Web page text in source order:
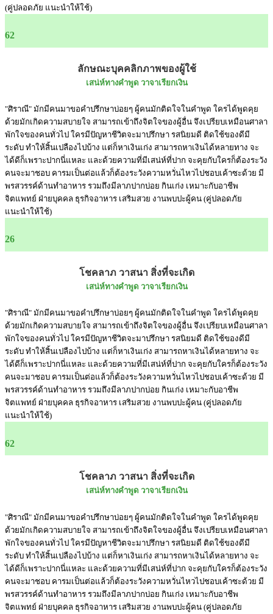
(คู่ปลอดภัย แนะนำให้ใช้)
62
ลักษณะบุคคลิกภาพของผู้ใช้
เสน่ห์ทางคำพูด วาจาเรียกเงิน
"ศิราณี" มักมีคนมาขอคำปรึกษาบ่อยๆ ผู้คนมักติดใจในคำพูด ใครได้พูดคุย
ด้วยมักเกิดความสบายใจ สามารถเข้าถึงจิตใจของผู้อื่น จึงเปรียบเหมือนศาลา
พักใจของคนทั่วไป ใครมีปัญหาชีวิตจะมาปรึกษา รสนิยมดี ติดใช้ของดีมี
ระดับ ทำให้สิ้นเปลืองไปบ้าง แต่ก็หาเงินเก่ง สามารถหาเงินได้หลายทาง จะ
ได้ดีก็เพราะปากนี่แหละ และด้วยความที่มีเสน่ห์ที่ปาก จะคุยกับใครก็ต้องระวัง
คนจะมาชอบ คารมเป็นต่อแล้วก็ต้องระวังความหวั่นไหวไปชอบเค้าซะด้วย มี
พรสวรรค์ด้านทำอาหาร รวมถึงมีลาภปากบ่อย กินเก่ง เหมาะกับอาชีพ
จิตแพทย์ ฝ่ายบุคคล ธุรกิจอาหาร เสริมสวย งานพบปะผู้คน (คู่ปลอดภัย
แนะนำให้ใช้)
26
โชคลาภ วาสนา สิ่งที่จะเกิด
เสน่ห์ทางคำพูด วาจาเรียกเงิน
"ศิราณี" มักมีคนมาขอคำปรึกษาบ่อยๆ ผู้คนมักติดใจในคำพูด ใครได้พูดคุย
ด้วยมักเกิดความสบายใจ สามารถเข้าถึงจิตใจของผู้อื่น จึงเปรียบเหมือนศาลา
พักใจของคนทั่วไป ใครมีปัญหาชีวิตจะมาปรึกษา รสนิยมดี ติดใช้ของดีมี
ระดับ ทำให้สิ้นเปลืองไปบ้าง แต่ก็หาเงินเก่ง สามารถหาเงินได้หลายทาง จะ
ได้ดีก็เพราะปากนี่แหละ และด้วยความที่มีเสน่ห์ที่ปาก จะคุยกับใครก็ต้องระวัง
คนจะมาชอบ คารมเป็นต่อแล้วก็ต้องระวังความหวั่นไหวไปชอบเค้าซะด้วย มี
พรสวรรค์ด้านทำอาหาร รวมถึงมีลาภปากบ่อย กินเก่ง เหมาะกับอาชีพ
จิตแพทย์ ฝ่ายบุคคล ธุรกิจอาหาร เสริมสวย งานพบปะผู้คน (คู่ปลอดภัย
แนะนำให้ใช้)
62
โชคลาภ วาสนา สิ่งที่จะเกิด
เสน่ห์ทางคำพูด วาจาเรียกเงิน
"ศิราณี" มักมีคนมาขอคำปรึกษาบ่อยๆ ผู้คนมักติดใจในคำพูด ใครได้พูดคุย
ด้วยมักเกิดความสบายใจ สามารถเข้าถึงจิตใจของผู้อื่น จึงเปรียบเหมือนศาลา
พักใจของคนทั่วไป ใครมีปัญหาชีวิตจะมาปรึกษา รสนิยมดี ติดใช้ของดีมี
ระดับ ทำให้สิ้นเปลืองไปบ้าง แต่ก็หาเงินเก่ง สามารถหาเงินได้หลายทาง จะ
ได้ดีก็เพราะปากนี่แหละ และด้วยความที่มีเสน่ห์ที่ปาก จะคุยกับใครก็ต้องระวัง
คนจะมาชอบ คารมเป็นต่อแล้วก็ต้องระวังความหวั่นไหวไปชอบเค้าซะด้วย มี
พรสวรรค์ด้านทำอาหาร รวมถึงมีลาภปากบ่อย กินเก่ง เหมาะกับอาชีพ
จิตแพทย์ ฝ่ายบุคคล ธุรกิจอาหาร เสริมสวย งานพบปะผู้คน (คู่ปลอดภัย